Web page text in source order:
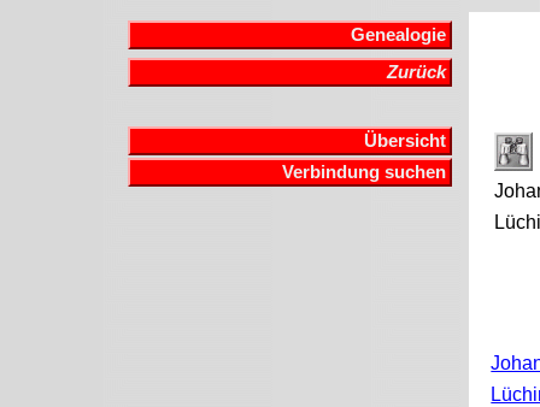
Genealogie
Zurück
Übersicht
Verbindung suchen